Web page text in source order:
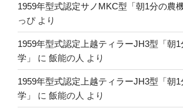
1959年型式認定サノMKC型「朝1分の農
っぴより
1959年型式認定上越ティラーJH3型「朝
学」
に 飯能の人 より
1959年型式認定上越ティラーJH3型「朝
学」
に 飯能の人 より